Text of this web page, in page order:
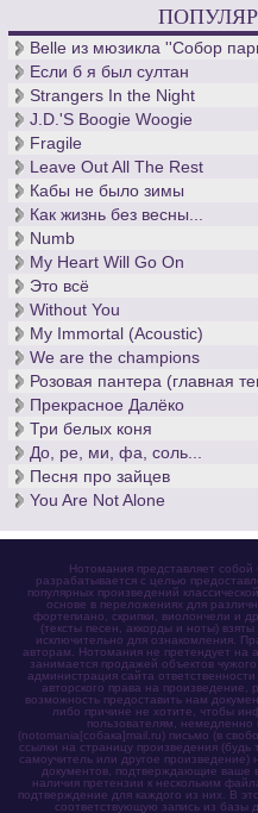
Belle из мюзикла ''Собор
Если б я был султан
Strangers In the Night
J.D.'S Boogie Woogie
Fragile
Leave Out All The Rest
Кабы не было зимы
Как жизнь без весны...
Numb
My Heart Will Go On
Это всё
Without You
My Immortal (Acoustic)
We are the champions
Розовая пантера (главная
Прекрасное Далёко
Три белых коня
До, ре, ми, фа, соль...
Песня про зайцев
You Are Not Alone
Нотомания представляет
разрабатывается с целью
популярных произведений
основе в переложениях для
фортепиано, скрипки, виолончели и
(тексты песен, аккорды и ноты)
исключительно для ознакомления.
авторам. Нотомания не претендует на
занимается продажей объектов
администрация сайта
авторского права на
возможность предоставить нам
либо причине не хотите, чтобы
пользователям,
(notomania[собака]mail.ru) письмо (в
ссылки на страницу произведения
самоучитель или другое произведение)
документов, подтверждающие ваше
наличия претензии к нескольким
подтверждение для каждого из них. В
соответствующую запись из базы